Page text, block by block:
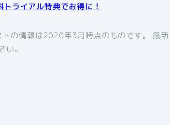
ライアル特典でお得に！
トの情報は2020年3月時点のものです。 最新
。